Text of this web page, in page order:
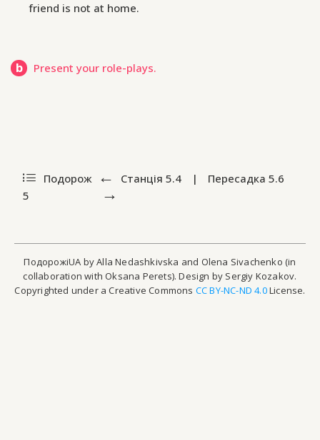
friend is not at home.
b Present your role-plays.
Подорож
5
Станція 5.4 | Пересадка 5.6
ПодорожіUA by Alla Nedashkivska and Olena Sivachenko (in
collaboration with Oksana Perets). Design by Sergiy Kozakov.
Copyrighted under a Creative Commons CC BY-NC-ND 4.0License.